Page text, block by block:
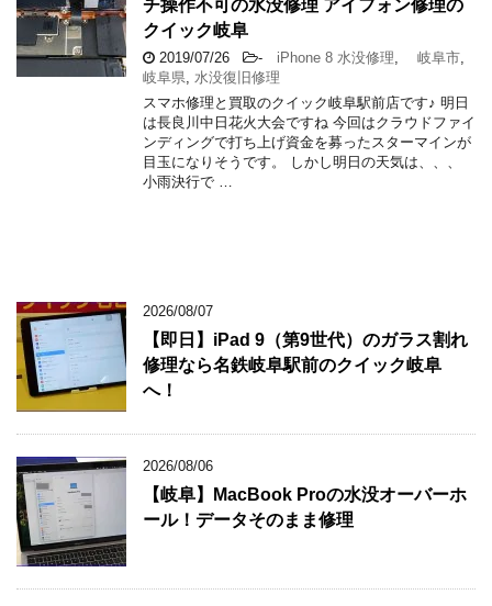
チ操作不可の水没修理 アイフォン修理の
クイック岐阜
2019/07/26 - iPhone 8 水没修理, 岐阜市,
岐阜県, 水没復旧修理
スマホ修理と買取のクイック岐阜駅前店です♪ 明日
は長良川中日花火大会ですね 今回はクラウドファイ
ンディングで打ち上げ資金を募ったスターマインが
目玉になりそうです。 しかし明日の天気は、、、
小雨決行で …
2026/08/07
【即日】iPad 9（第9世代）のガラス割れ
修理なら名鉄岐阜駅前のクイック岐阜
へ！
2026/08/06
【岐阜】MacBook Proの水没オーバーホ
ール！データそのまま修理